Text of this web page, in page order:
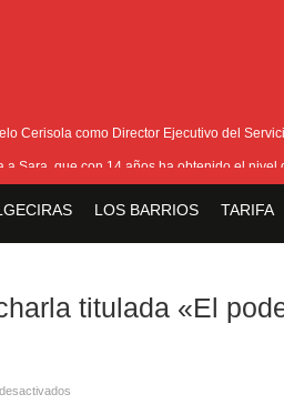
Cerisola como Director Ejecutivo del
a Sara, que con 14 años ha obtenido el nivel
LOS BARRIOS TARIFA
titulada «El